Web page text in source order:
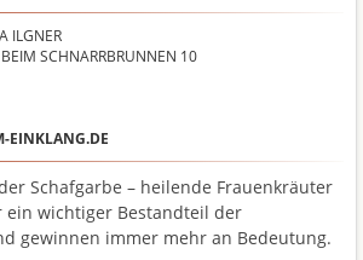
ILGNER
SCHNARRBRUNNEN 10
EINKLANG.DE
Schafgarbe – heilende Frauenkräuter
ein wichtiger Bestandteil der
gewinnen immer mehr an Bedeutung.